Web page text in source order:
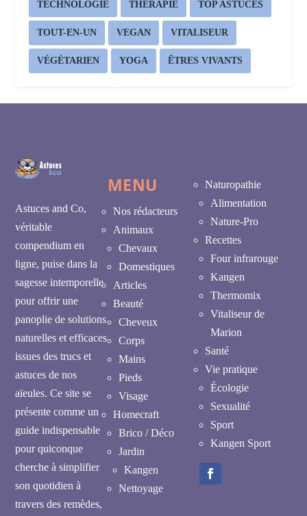
TECHNOLOGIE THÉRAPIE TOP ASTUCES
TOUT-EN-UN VEGAN VITALISEUR
VÉGÉTARIEN YOGA ÊTRES VIVANTS
Astuces and Co,
véritable
compendium en
ligne, puise dans la
sagesse intemporelle
pour offrir une
panoplie de solutions
naturelles et efficaces
issues des trucs et
astuces de nos
aïeules. Ce site se
présente comme un
guide indispensable
pour quiconque
cherche à simplifier
son quotidien à
travers des remèdes,
MENU
Nos rédacteurs
Animaux
Chevaux
Domestiques
Articles
Beauté
Cheveux
Corps
Mains
Pieds
Visage
Homecraft
Brico / Déco
Jardin
Kangen
Nettoyage
Naturopathie
Alimentation
Nature-Pro
Recettes
Four infrarouge
Kangen
Thermomix
Vitaliseur de
Marion
Santé
Vie pratique
Écologie
Sexualité
Sport
Kangen Sport